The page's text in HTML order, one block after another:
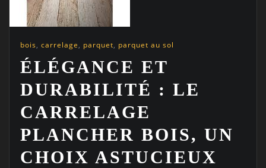
bois, carrelage, parquet, parquet au sol
ÉLÉGANCE ET
DURABILITÉ : LE
CARRELAGE
PLANCHER BOIS, UN
CHOIX ASTUCIEUX